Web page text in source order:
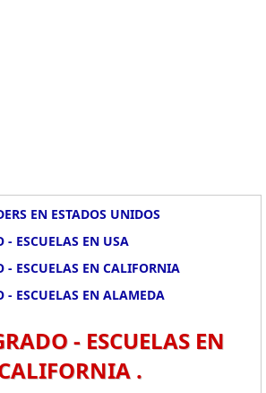
EN ESTADOS UNIDOS
- ESCUELAS EN USA
- ESCUELAS EN CALIFORNIA
- ESCUELAS EN ALAMEDA
- ESCUELAS EN
.